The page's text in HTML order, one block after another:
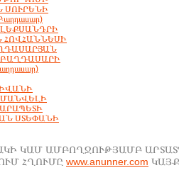
ՍՈՒՐԵՆԻ
ՀՈՎՀԱՆՆԵՍԻ
ԲԱՂԴԱՍԱՐԻ
ՍՏԵՓԱՆԻ
ԿԱՄ ԱՄԲՈՂՋՈՒԹՅԱՄԲ
ՀՂՈՒՄԸ www.anunner.com